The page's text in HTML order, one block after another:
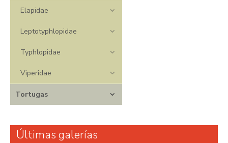
Elapidae
Leptotyphlopidae
Typhlopidae
Viperidae
Tortugas
Últimas galerías